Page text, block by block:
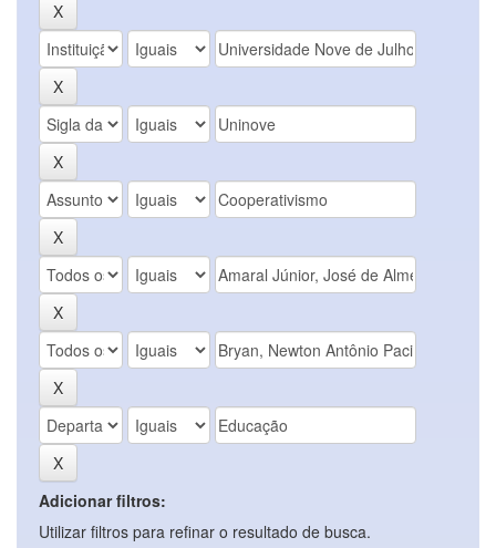
Adicionar filtros:
Utilizar filtros para refinar o resultado de busca.